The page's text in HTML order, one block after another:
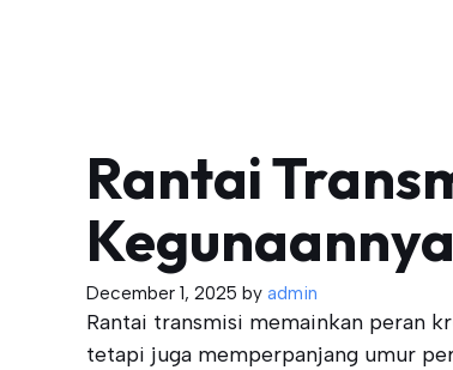
Rantai
Kegunaannya
December 1, 2025 by admin
Rantai transmisi memainkan peran
tetapi juga memperpanjang umur